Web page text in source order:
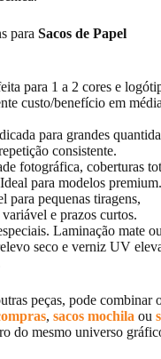
para Sacos de Papel
para 1 a 2 cores e
custo/benefício em
para grandes
consistente.
fotográfica, coberturas
para modelos premium.
para pequenas tiragens,
e prazos curtos.
Laminação mate
seco e verniz UV
peças, pode combinar
, sacos mochila ou
do mesmo universo